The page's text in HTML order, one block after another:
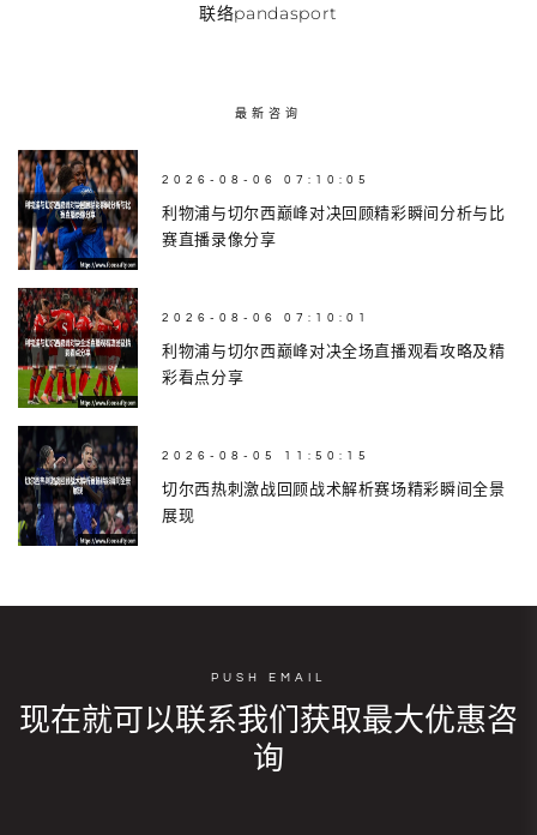
联络pandasport
最新咨询
2026-08-06 07:10:05
利物浦与切尔西巅峰对决回顾精彩瞬间分析与比
赛直播录像分享
2026-08-06 07:10:01
利物浦与切尔西巅峰对决全场直播观看攻略及精
彩看点分享
2026-08-05 11:50:15
切尔西热刺激战回顾战术解析赛场精彩瞬间全景
展现
PUSH EMAIL
现在就可以联系我们获取最大优惠咨
询